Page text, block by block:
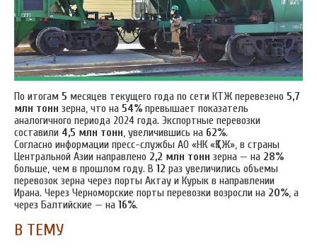
По итогам 5 месяцев текущего года по сети КТЖ перевезено 5,7
млн тонн зерна, что на 54% превышает показатель
аналогичного периода 2024 года. Экспортные перевозки
составили 4,5 млн тонн, увеличившись на 62%.
Согласно информации пресс-службы АО «НК «ҚТЖ», в страны
Центральной Азии направлено 2,2 млн тонн зерна — на 28%
больше, чем в прошлом году. В 12 раз увеличились объемы
перевозок зерна через порты Актау и Курык в направлении
Ирана. Через Черноморские порты перевозки возросли на 20%, а
через Балтийские — на 16%.
В ТЕМУ